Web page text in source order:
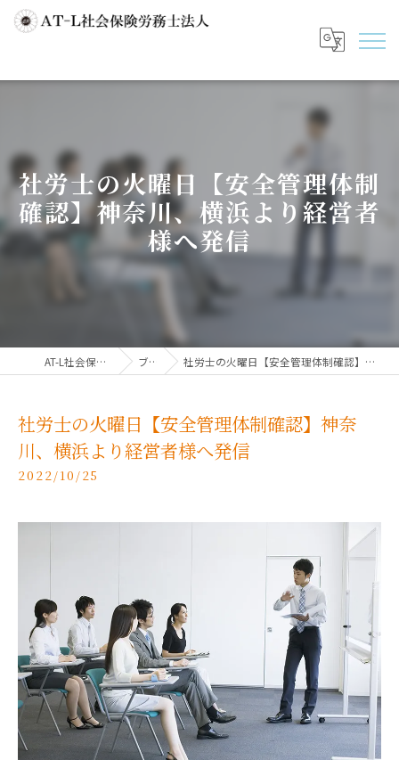
社労士の火曜日【安全管理体制
確認】神奈川、横浜より経営者
様へ発信
AT-L社会保険労務士法人 ブログ 社労士の火曜日【安全管理体制確認】神奈川、横浜より経営者様へ発信
社労士の火曜日【安全管理体制確認】神奈
川、横浜より経営者様へ発信
2022/10/25